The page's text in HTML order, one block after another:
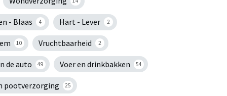
- Blaas 4 Hart - Lever 2
10 Vruchtbaarheid 2
de auto 49 Voer en drinkbakken 54
pootverzorging 25